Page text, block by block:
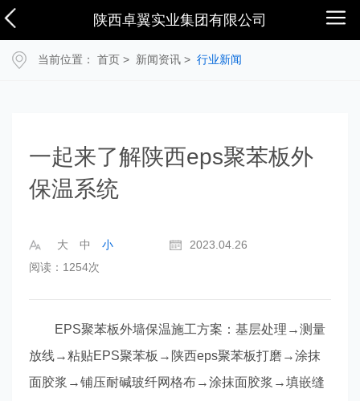
陕西卓翼实业集团有限公司
当前位置： 首页 > 新闻资讯 > 行业新闻
一起来了解陕西eps聚苯板外
保温系统
大 中 小
2023.04.26
阅读：1254次
EPS聚苯板外墙保温施工方案：基层处理→测量
放线→粘贴EPS聚苯板→陕西eps聚苯板打磨→涂抹
面胶浆→铺压耐碱玻纤网格布→涂抹面胶浆→填嵌缝